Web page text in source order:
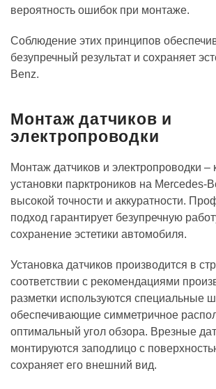
вероятность ошибок при монтаже.
Соблюдение этих принципов
безупречный результат и сохраняет
Benz.
Монтаж датчиков и
электропроводки
Монтаж датчиков и электропроводки –
установки парктроников на Mercedes-
высокой точности и аккуратности.
подход гарантирует безупречную
сохранение эстетики автомобиля.
Установка датчиков производится в
соответствии с рекомендациями
разметки используются специальные
обеспечивающие симметричное
оптимальный угол обзора. Врезные
монтируются заподлицо с
сохраняет его внешний вид.